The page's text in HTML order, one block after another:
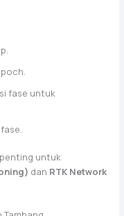
fase untuk
untuk
dan RTK Network